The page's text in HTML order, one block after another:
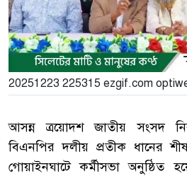
20251223 225315 ezgif.com
আসন্ন ত্রয়োদশ জাতীয় সংসদ
বিএনপির দলীয় প্রতীক ধানের
গোয়াইনঘাটে কর্মীসভা অনুষ্ঠিত